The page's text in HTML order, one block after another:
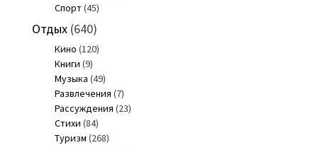
Спорт(45)
Отдых(640)
Кино (120)
Книги (9)
Музыка (49)
Развлечения (7)
Рассуждения (23)
Стихи (84)
Туризм (268)